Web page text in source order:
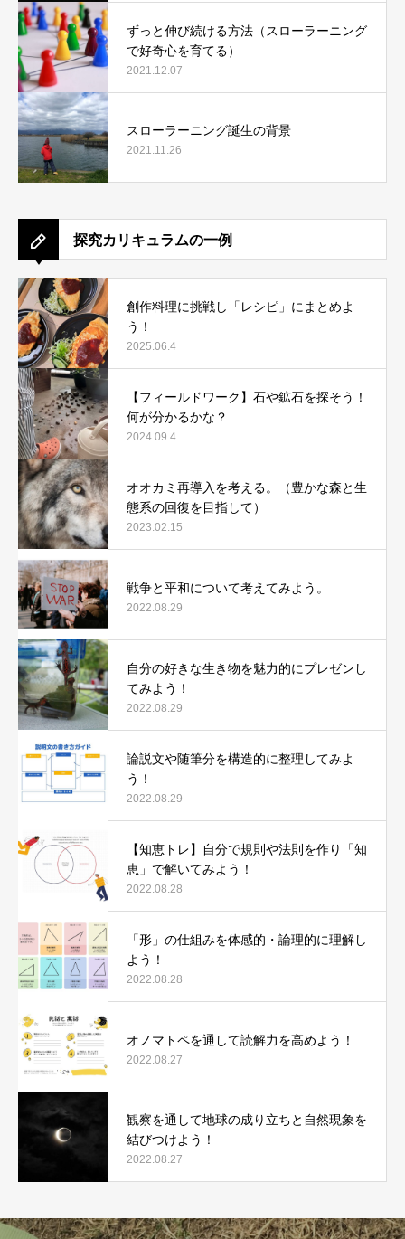
ずっと伸び続ける方法（スローラーニング
で好奇心を育てる）
2021.12.07
スローラーニング誕生の背景
2021.11.26
探究カリキュラムの一例
創作料理に挑戦し「レシピ」にまとめよ
う！
2025.06.4
【フィールドワーク】石や鉱石を探そう！
何が分かるかな？
2024.09.4
オオカミ再導入を考える。（豊かな森と生
態系の回復を目指して）
2023.02.15
戦争と平和について考えてみよう。
2022.08.29
自分の好きな生き物を魅力的にプレゼンし
てみよう！
2022.08.29
論説文や随筆分を構造的に整理してみよ
う！
2022.08.29
【知恵トレ】自分で規則や法則を作り「知
恵」で解いてみよう！
2022.08.28
「形」の仕組みを体感的・論理的に理解し
よう！
2022.08.28
オノマトペを通して読解力を高めよう！
2022.08.27
観察を通して地球の成り立ちと自然現象を
結びつけよう！
2022.08.27